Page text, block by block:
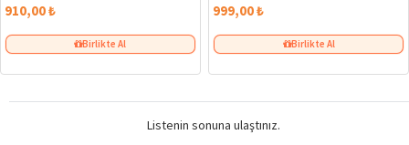
910,00 ₺
Birlikte Al
999,00 ₺
Birlikte Al
Listenin sonuna ulaştınız.